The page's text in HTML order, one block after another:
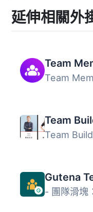
延伸相關外
Team